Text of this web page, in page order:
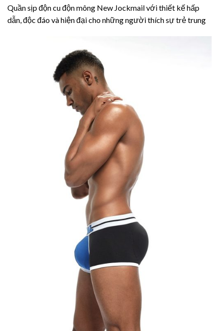
Quần sịp độn cu độn mông New Jockmail với thiết kế hấp
dẫn, độc đáo và hiện đại cho những người thích sự trẻ trung